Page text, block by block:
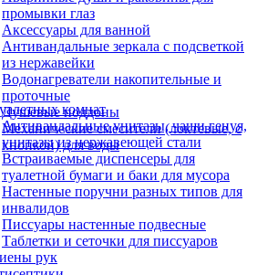
промывки глаз
Аксессуары для ванной
Антивандальные зеркала с подсветкой
из нержавейки
Водонагреватели накопительные и
проточные
Душевые поддоны
Механические смесители (локтевые, с
кнопкой) для воды
комнат
Антивандальные унитазы, чаши генуя,
унитазы из нержавеющей стали
Встраиваемые диспенсеры для
туалетной бумаги и баки для мусора
Настенные поручни разных типов для
инвалидов
Писсуары настенные подвесные
Таблетки и сеточки для писсуаров
рук